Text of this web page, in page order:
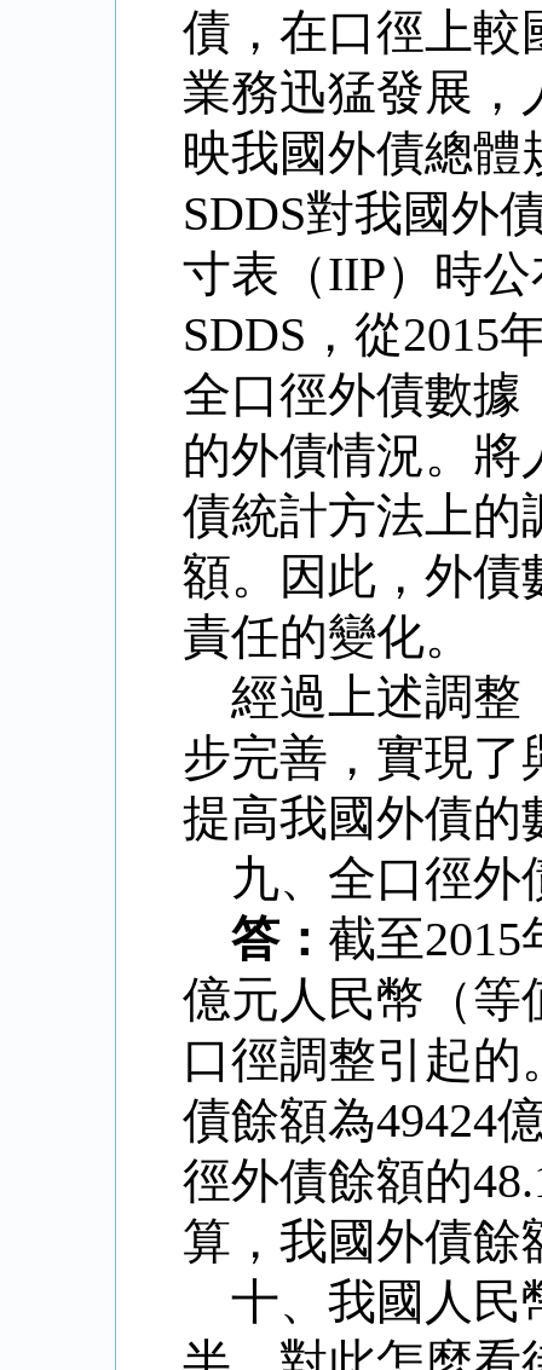
債，在口徑上較
業務迅猛發展，
映我國外債總體
SDDS對我國外
寸表（IIP）時
SDDS ，從2015
全口徑外債數據
的外債情況。將
債統計方法上的
額。因此，外債
責任的變化。
經過上述調整
步完善，實現了
提高我國外債的
九、全口徑外
答： 截至2015
億元人民幣（等
口徑調整引起
債餘額為49424
徑外債餘額的
算，我國外債餘
十、我國人民